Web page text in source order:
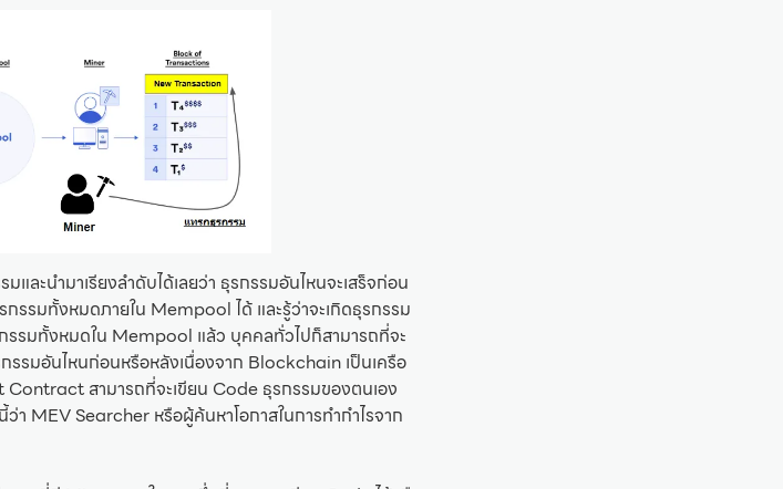
ละนำมาเรียงลำดับได้เลยว่า ธุรกรรมอันไหนจะเสร็จก่อน
กรรมทั้งหมดภายใน Mempool ได้ และรู้ว่าจะเกิดธุรกรรม
รรมทั้งหมดใน Mempool แล้ว บุคคลทั่วไปก็สามารถที่จะ
รรมอันไหนก่อนหรือหลังเนื่องจาก Blockchain เป็นเครือ
สามารถที่จะเขียน Code ธุรกรรมของตนเอง
ว่า MEV Searcher หรือผู้ค้นหาโอกาสในการทำกำไรจาก